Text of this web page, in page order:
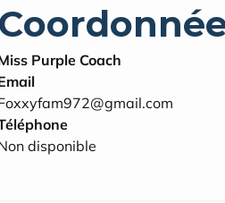
Purple Coach
disponible